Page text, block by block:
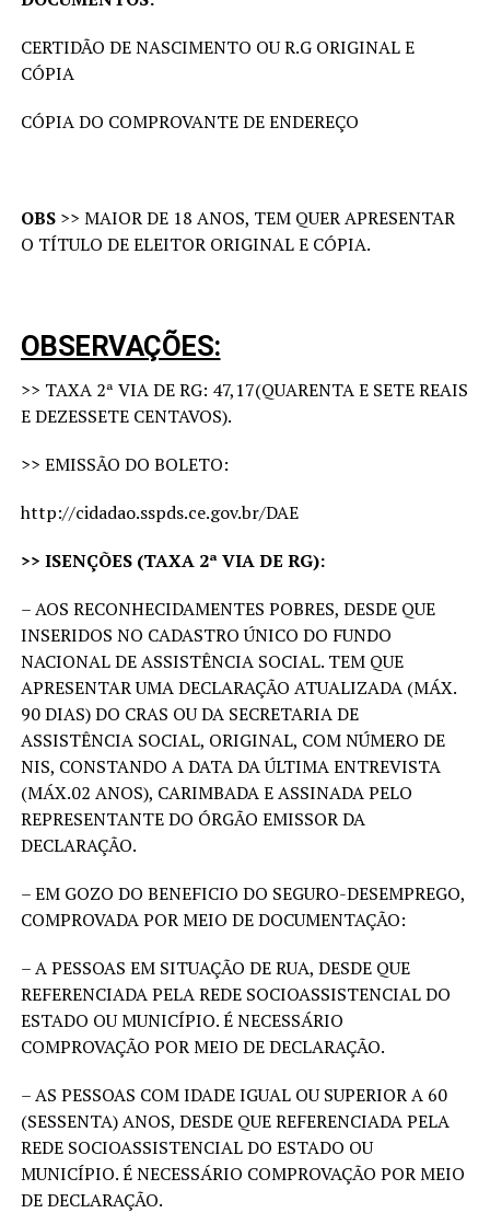
CERTIDÃO DE NASCIMENTO OU R.G ORIGINAL E
CÓPIA
CÓPIA DO COMPROVANTE DE ENDEREÇO
OBS>> MAIOR DE 18 ANOS, TEM QUER APRESENTAR
O TÍTULO DE ELEITOR ORIGINAL E CÓPIA.
OBSERVAÇÕES:
>> TAXA 2ª VIA DE RG: 47,17(QUARENTA E SETE REAIS
E DEZESSETE CENTAVOS).
>> EMISSÃO DO BOLETO:
http://cidadao.sspds.ce.gov.br/DAE
>> ISENÇÕES (TAXA 2ª VIA DE RG):
– AOS RECONHECIDAMENTES POBRES, DESDE QUE
INSERIDOS NO CADASTRO ÚNICO DO FUNDO
NACIONAL DE ASSISTÊNCIA SOCIAL. TEM QUE
APRESENTAR UMA DECLARAÇÃO ATUALIZADA (MÁX.
90 DIAS) DO CRAS OU DA SECRETARIA DE
ASSISTÊNCIA SOCIAL, ORIGINAL, COM NÚMERO DE
NIS, CONSTANDO A DATA DA ÚLTIMA ENTREVISTA
(MÁX.02 ANOS), CARIMBADA E ASSINADA PELO
REPRESENTANTE DO ÓRGÃO EMISSOR DA
DECLARAÇÃO.
– EM GOZO DO BENEFICIO DO SEGURO-DESEMPREGO,
COMPROVADA POR MEIO DE DOCUMENTAÇÃO:
– A PESSOAS EM SITUAÇÃO DE RUA, DESDE QUE
REFERENCIADA PELA REDE SOCIOASSISTENCIAL DO
ESTADO OU MUNICÍPIO. É NECESSÁRIO
COMPROVAÇÃO POR MEIO DE DECLARAÇÃO.
– AS PESSOAS COM IDADE IGUAL OU SUPERIOR A 60
(SESSENTA) ANOS, DESDE QUE REFERENCIADA PELA
REDE SOCIOASSISTENCIAL DO ESTADO OU
MUNICÍPIO. É NECESSÁRIO COMPROVAÇÃO POR MEIO
DE DECLARAÇÃO.